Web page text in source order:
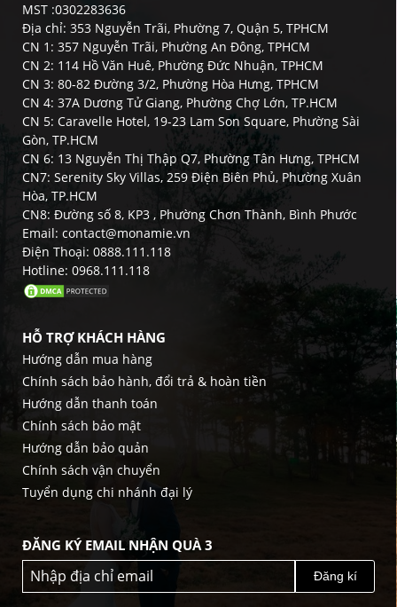
MST :0302283636
Địa chỉ: 353 Nguyễn Trãi, Phường 7, Quận 5, TPHCM
CN 1: 357 Nguyễn Trãi, Phường An Đông, TPHCM
CN 2: 114 Hồ Văn Huê, Phường Đức Nhuận, TPHCM
CN 3: 80-82 Đường 3/2, Phường Hòa Hưng, TPHCM
CN 4: 37A Dương Tử Giang, Phường Chợ Lớn, TP.HCM
CN 5: Caravelle Hotel, 19-23 Lam Son Square, Phường Sài
Gòn, TP.HCM
CN 6: 13 Nguyễn Thị Thập Q7, Phường Tân Hưng, TPHCM
CN7: Serenity Sky Villas, 259 Điện Biên Phủ, Phường Xuân
Hòa, TP.HCM
CN8: Đường số 8, KP3 , Phường Chơn Thành, Bình Phước
Email: contact@monamie.vn
Điện Thoại: 0888.111.118
Hotline: 0968.111.118
HỖ TRỢ KHÁCH HÀNG
Hướng dẫn mua hàng
Chính sách bảo hành, đổi trả & hoàn tiền
Hướng dẫn thanh toán
Chính sách bảo mật
Hướng dẫn bảo quản
Chính sách vận chuyển
Tuyển dụng chi nhánh đại lý
ĐĂNG KÝ EMAIL NHẬN QUÀ 3
Đăng kí